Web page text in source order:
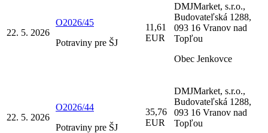
22. 5. 2026
O2026/45
Potraviny pre ŠJ
11,61
EUR
DMJMarket, s.r.o.,
Budovateľská 1288,
093 16 Vranov nad
Topľou
Obec Jenkovce
22. 5. 2026
O2026/44
Potraviny pre ŠJ
35,76
EUR
DMJMarket, s.r.o.,
Budovateľská 1288,
093 16 Vranov nad
Topľou